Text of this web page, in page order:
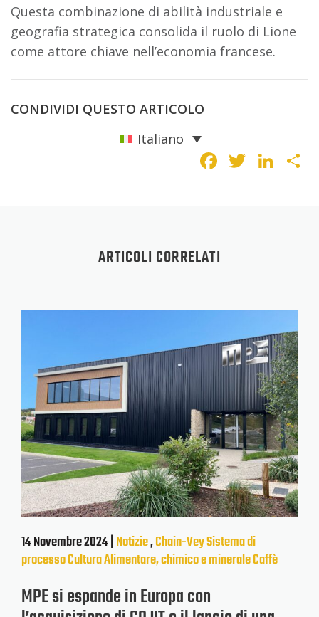
Questa combinazione di abilità industriale e
geografia strategica consolida il ruolo di Lione
come attore chiave nell’economia francese.
CONDIVIDI QUESTO ARTICOLO
Italiano
ARTICOLI CORRELATI
14 Novembre 2024 |Notizie,Chain-VeySistema di
processoCulturaAlimentare, chimico e mineraleCaffè
MPE si espande in Europa con